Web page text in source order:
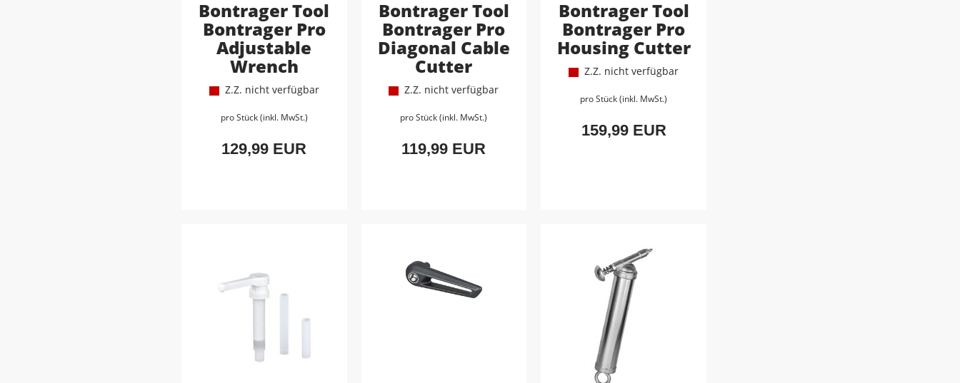
Bontrager Tool
Bontrager Pro
Adjustable
Wrench
Z.Z. nicht verfügbar
pro Stück (inkl. MwSt.)
129,99 EUR
Bontrager Tool
Bontrager Pro
Diagonal Cable
Cutter
Z.Z. nicht verfügbar
pro Stück (inkl. MwSt.)
119,99 EUR
Bontrager Tool
Bontrager Pro
Housing Cutter
Z.Z. nicht verfügbar
pro Stück (inkl. MwSt.)
159,99 EUR